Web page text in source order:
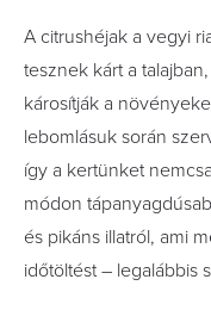
A citrushéjak a vegyi
tesznek kárt a talajban,
károsítják a
lebomlásuk során
így a kertünket
módon
és pikáns illatról, ami
időtöltést – legalábbis